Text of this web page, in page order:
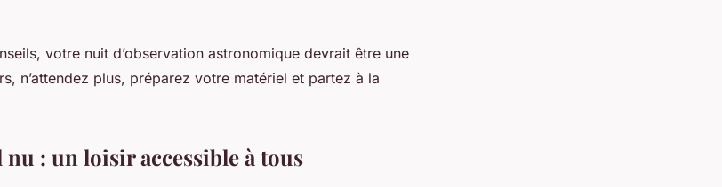
votre nuit d’observation astronomique devrait être une
n’attendez plus, préparez votre matériel et partez à la
nu : un loisir accessible à tous